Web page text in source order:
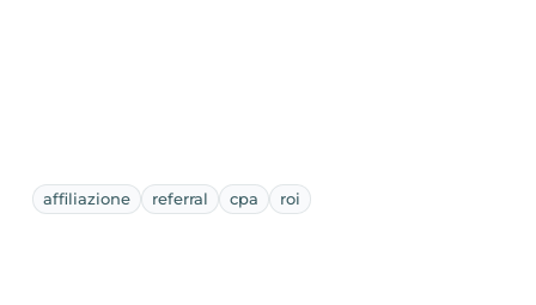
affiliazione referral cpa roi